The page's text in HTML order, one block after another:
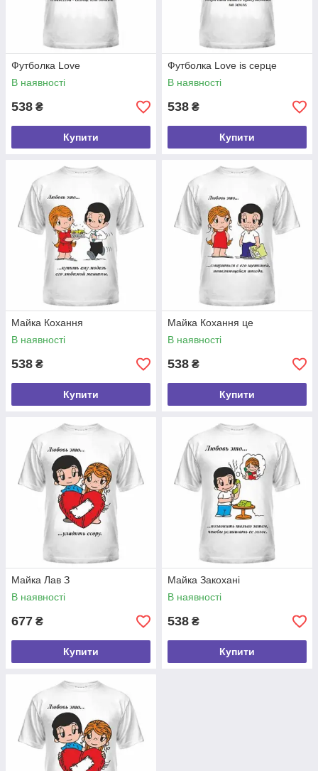
Футболка Love
В наявності
538 ₴
Купити
Футболка Love is серце
В наявності
538 ₴
Купити
Майка Кохання
В наявності
538 ₴
Купити
Майка Кохання це
В наявності
538 ₴
Купити
Майка Лав З
В наявності
677 ₴
Купити
Майка Закохані
В наявності
538 ₴
Купити